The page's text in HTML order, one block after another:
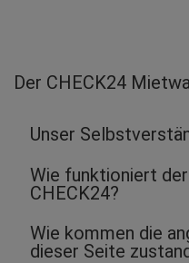
Der CHECK24
Unser
Wie funktioniert
CHECK24?
Wie kommen die
dieser Seite